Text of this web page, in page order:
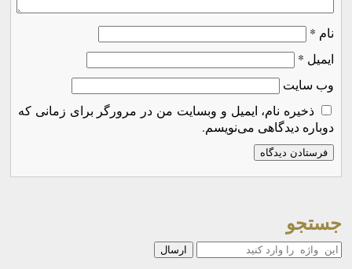
نام *
ایمیل *
وب‌ سایت
ذخیره نام، ایمیل و وبسایت من در مرورگر برای زمانی که
دوباره دیدگاهی می‌نویسم.
جستجو
جستجو